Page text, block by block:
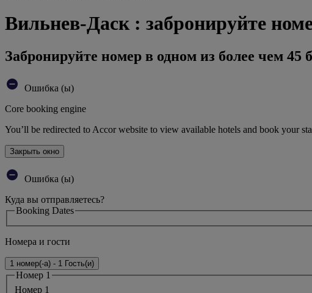
Вильнев-Даск : забронируйте
Забронируйте номер в одном из более чем 45
Ошибка (ы)
Core booking engine
You’ll be redirected to Accor website to view available hotels and book your
Закрыть окно
Ошибка (ы)
Куда вы отправляетесь?
Booking Dates
Номера и гости
1 номер(-а) - 1 Гость(и)
Номер 1
Номер 1